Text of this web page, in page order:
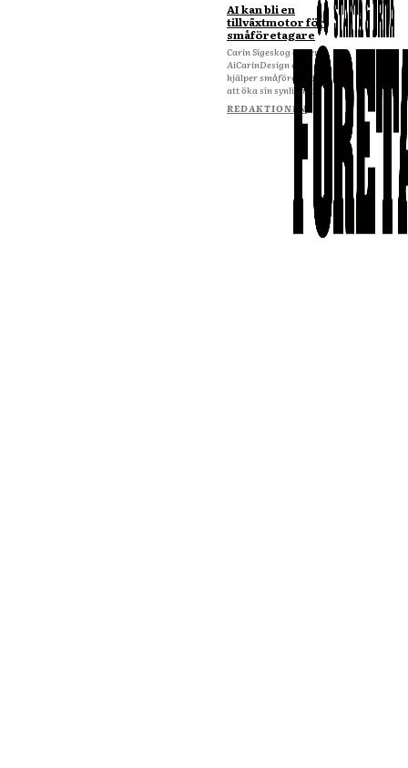
AI kan bli en
tillväxtmotor för
småföretagare
Carin Sigeskog driver
AiCarinDesign och
hjälper småföretagare
att öka sin synlighet...
REDAKTIONEN